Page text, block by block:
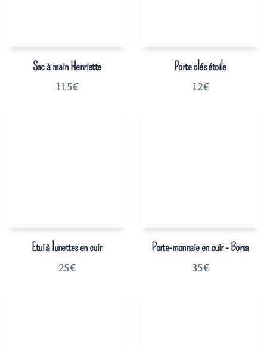
Sac à main Henriette
115€
Porte clés étoile
12€
Etui à lunettes en cuir
25€
Porte-monnaie en cuir - Borsa
35€